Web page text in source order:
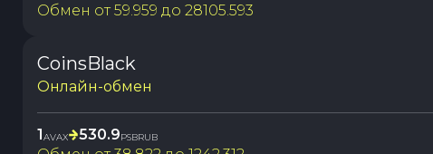
Обмен от59.959 до 28105.593
CoinsBlack
Онлайн-обмен
1AVAX 530.9PSBRUB